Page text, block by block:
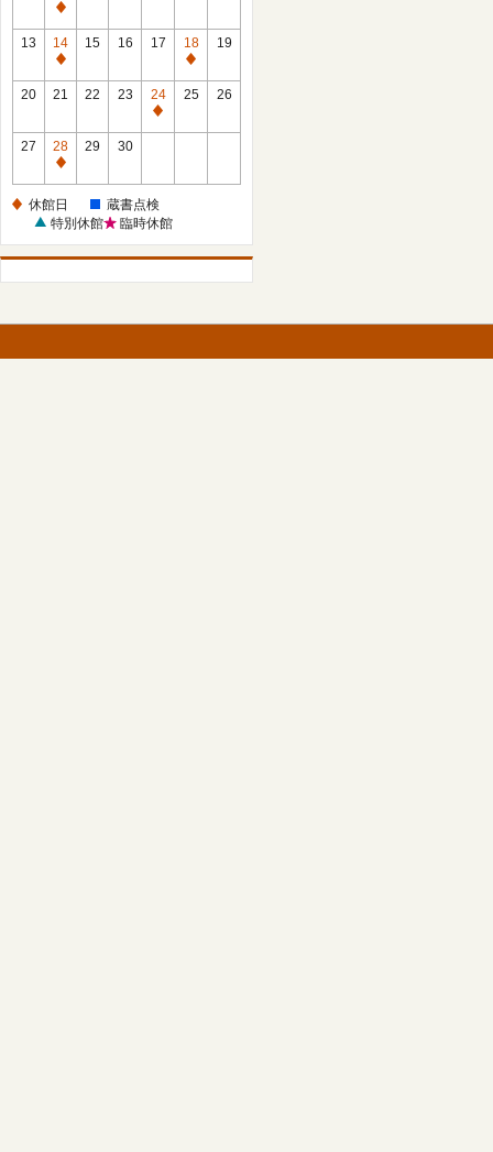
休
館
日
13
14
休
館
15 16 17
18
休
館
19
20 21 22 23
24
休
25 26
27
28
休
日
29 30
休館日
蔵書点検
特別休館
臨時休館